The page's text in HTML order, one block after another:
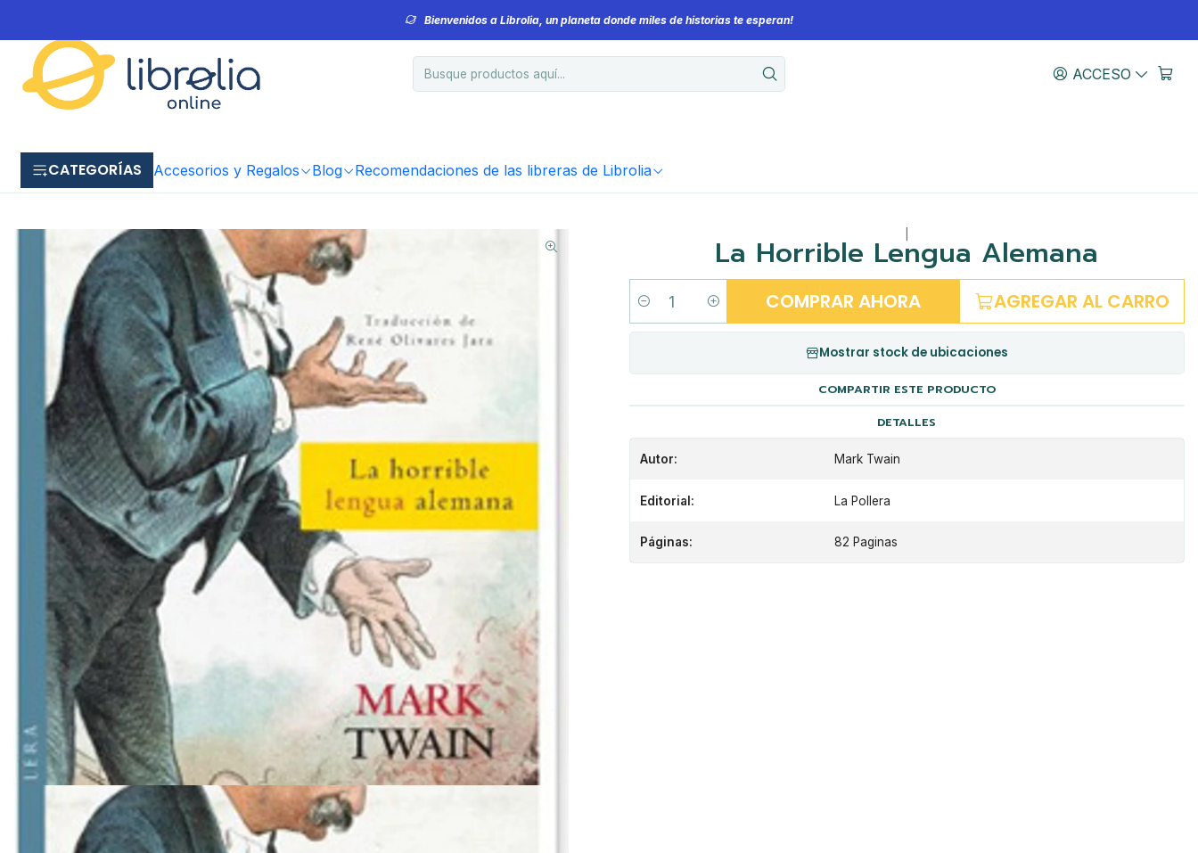
ACCESO
CATEGORÍAS Accesorios y Regalos Blog Recomendaciones de las libreras de Librolia
Bienvenidos a Librolia, un planeta donde miles de historias te esperan!
La Horrible Lengua Alemana
Cantidad AGREGAR AL CARRO
COMPRAR AHORA
Mostrar stock de ubicaciones
COMPARTIR ESTE PRODUCTO
DETALLES
Autor: Mark Twain
Editorial: La Pollera
Páginas: 82 Paginas